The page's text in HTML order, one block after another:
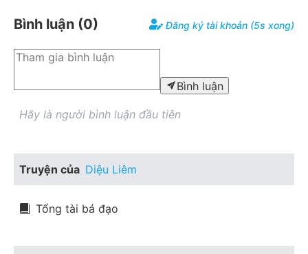
Bình luận (0) Đăng ký tài khoản (5s xong)
Bình luận
Hãy là người bình luận đầu tiên
Truyện của Diệu Liêm
Tổng tài bá đạo